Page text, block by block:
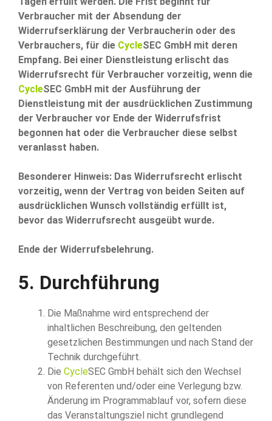
Verbraucher mit der Absendung der
Widerrufserklärung der Verbraucherin oder des
Verbrauchers, für die CycleSEC GmbH mit deren
Empfang. Bei einer Dienstleistung erlischt das
Widerrufsrecht für Verbraucher vorzeitig, wenn die
CycleSEC GmbH mit der Ausführung der
Dienstleistung mit der ausdrücklichen Zustimmung
der Verbraucher vor Ende der Widerrufsfrist
begonnen hat oder die Verbraucher diese selbst
veranlasst haben.
Besonderer Hinweis: Das Widerrufsrecht erlischt
vorzeitig, wenn der Vertrag von beiden Seiten auf
ausdrücklichen Wunsch vollständig erfüllt ist,
bevor das Widerrufsrecht ausgeübt wurde.
Ende der Widerrufsbelehrung.
5. Durchführung
Die Maßnahme wird entsprechend der
inhaltlichen Beschreibung, den geltenden
gesetzlichen Bestimmungen und nach Stand der
Technik durchgeführt.
Die CycleSEC GmbH behält sich den Wechsel
von Referenten und/oder eine Verlegung bzw.
Änderung im Programmablauf vor, sofern diese
das Veranstaltungsziel nicht grundlegend